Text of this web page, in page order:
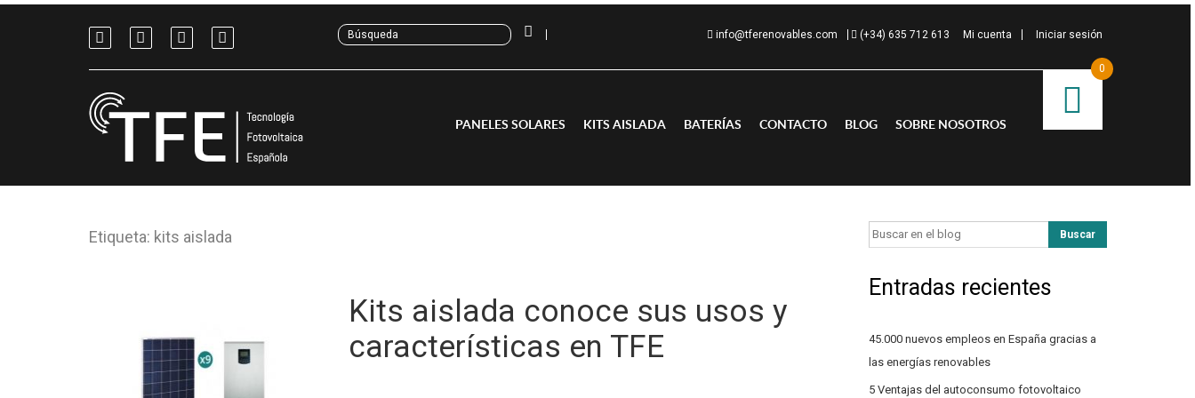
info@tferenovables.com (+34) 635 712 613 Mi cuenta Iniciar sesión
0
PANELES SOLARES KITS AISLADA BATERÍAS CONTACTO BLOG SOBRE NOSOTROS
Etiqueta: kits aislada
Kits aislada conoce sus usos y
características en TFE
Entradas recientes
45.000 nuevos empleos en España gracias a
las energías renovables
5 Ventajas del autoconsumo fotovoltaico